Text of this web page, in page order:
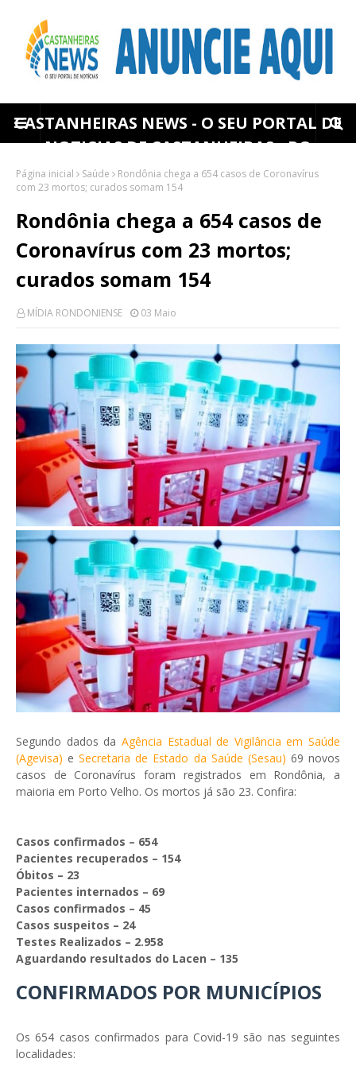
CASTANHEIRAS NEWS - O SEU PORTAL DE
NOTICIAS DE CASTANHEIRAS - RO
Página inicial Saúde
Rondônia chega a 654 casos de Coronavírus
com 23 mortos; curados somam 154
Rondônia chega a 654 casos de
Coronavírus com 23 mortos;
curados somam 154
MÍDIA RONDONIENSE 03 Maio
Segundo dados da Agência Estadual de Vigilância em Saúde
(Agevisa) eSecretaria de Estado da Saúde (Sesau) 69 novos
casos de Coronavírus foram registrados em Rondônia, a
maioria em Porto Velho. Os mortos já são 23. Confira:
Casos confirmados – 654
Pacientes recuperados – 154
Óbitos – 23
Pacientes internados – 69
Casos confirmados – 45
Casos suspeitos – 24
Testes Realizados – 2.958
Aguardando resultados do Lacen – 135
CONFIRMADOS POR MUNICÍPIOS
Os 654 casos confirmados para Covid-19 são nas seguintes
localidades: